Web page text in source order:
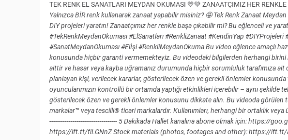
TEK RENK EL SANATLARI MEYDAN OKUMASI 💛💚 ZANAATÇIMIZ HER
Yalnızca BİR renk kullanarak zanaat yapabilir misiniz? 🤩 Tek Renk Zanaat
DIY projeleri yaratın! Zanaatçımız her renkle başa çıkabilir mi? Bu eğlenceli ve
#TekRenkMeydanOkuması #ElSanatları #RenkliZanaat #KendinYap #DIYProjeleri
#SanatMeydanOkuması #Elİşi #RenkliMeydanOkuma Bu video eğlence amaçlı
konusunda hiçbir garanti vermemekteyiz. Bu videodaki bilgilerden herhangi
aittir ve hasar veya kayba uğramanız durumunda hiçbir sorumluluk tarafımıza ait
planlayan kişi, verilecek kararlar, gösterilecek özen ve gerekli önlemler
oyuncularımızın kontrollü bir ortamda yaptığı etkinlikleri içerebilir – aynı şekilde
gösterilecek özen ve gerekli önlemler konusunu dikkate alın. Bu videoda
markalar™ veya tescilli® ticari markalardır. Kullanımları, herhangi bir ortaklık veya
----------------------------------- 5 Dakikada Hallet kanalına abone olmak için: https://
https://ift.tt/fiLGNnZ Stock materials (photos, footages and other): https://ift.tt/